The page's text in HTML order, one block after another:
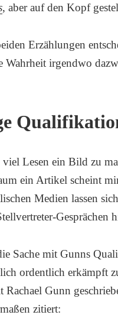
, aber auf den Kopf
Erzählungen
Wahrheit irgendwo
Lesen ein Bild zu
ein Artikel scheint
Medien lassen
Gesprächen
Sache mit Gunns
ordentlich erkämpft
Rachael Gunn
zitiert: